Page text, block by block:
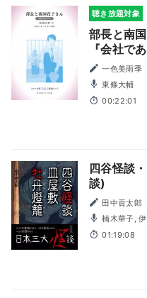
聴き放題対象
部長と南
『会社で
文庫Tears
一色美雨季
東條大輔
00:22:01
四谷怪談
談)
田中貢太郎
楠木華子,
01:19:08